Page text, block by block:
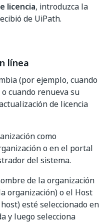
licencia, introduzca la
de UiPath.
línea
(por ejemplo, cuando
cuando renueva su
de licencia
como
o en el portal
del sistema.
de la organización
organización) o el Host
esté seleccionado en
y luego selecciona